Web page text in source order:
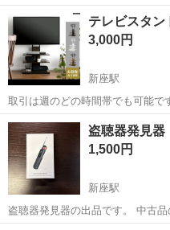
ます。 よろしくおねがいします。
新座市 志木駅 そ
テレビスタン
3,000円
新座駅
取引は週のどの時間帯でも可能で
埼玉 新座市 新座駅 そ
盗聴器発見
1,500円
新座駅
盗聴器発見器の出品です。 中古品
感があります。 まだ使用可能な